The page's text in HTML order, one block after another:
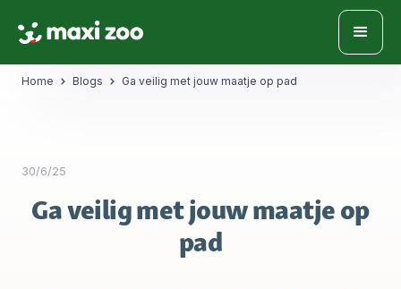
Home Blogs Ga veilig met jouw maatje op pad
30/6/25
Ga veilig met jouw maatje op
pad